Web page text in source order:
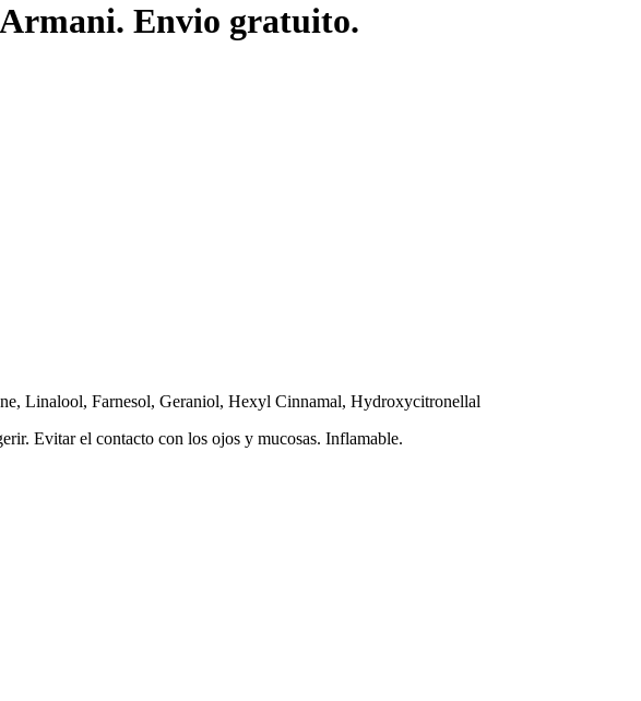
Envio gratuito.
Linalool, Farnesol, Geraniol, Hexyl Cinnamal, Hydroxycitronellal
Evitar el contacto con los ojos y mucosas. Inflamable.